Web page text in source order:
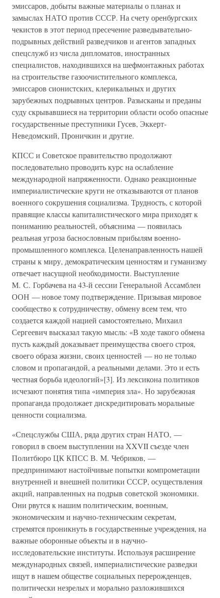
эмиссаров, добыты важные материалы о планах и
замыслах НАТО против СССР. На счету оренбургских
чекистов в этот период пресечение разведывательно-
подрывных действий разведчиков и агентов западных
спецслужб из числа дипломатов, иностранных
специалистов, находившихся на шефмонтажных работах
на строительстве газоочистительного комплекса,
эмиссаров сионистских, клерикальных и других
зарубежных подрывных центров. Разысканы и преданы
суду скрывавшиеся на территории области особо опасные
государственные преступники Гусев, Эккерт-
Неведомский, Проничкин и другие.
КПСС и Советское правительство продолжают
последовательно проводить курс на ослабление
международной напряженности. Однако реакционные
империалистические круги не отказываются от планов
военного сокрушения социализма. Трудность, с которой
правящие классы капиталистического мира приходят к
пониманию реальностей, объяснима — появилась
реальная угроза баснословным прибылям военно-
промышленного комплекса. Целенаправленность нашей
страны к миру, демократическим ценностям и гуманизму
отвечает насущной необходимости. Выступление
М. С. Горбачева на 43-й сессии Генеральной Ассамблеи
ООН — новое тому подтверждение. Призывая мировое
сообщество к сотрудничеству, обмену всем тем, что
создается каждой нацией самостоятельно, Михаил
Сергеевич высказал такую мысль: «В ходе такого обмена
пусть каждый доказывает преимущества своего строя,
своего образа жизни, своих ценностей — но не только
словом и пропагандой, а реальными делами. Это и есть
честная борьба идеологий»[3]. Из лексикона политиков
исчезают понятия типа «империя зла». Но зарубежная
пропаганда продолжает дискредитировать моральные
ценности социализма.
«Спецслужбы США, ряда других стран НАТО, —
говорил в своем выступлении на XXVII съезде член
Политбюро ЦК КПСС В. М. Чебриков, —
предпринимают настойчивые попытки компрометации
внутренней и внешней политики СССР, осуществления
акций, направленных на подрыв советской экономики.
Они рвутся к нашим политическим, военным,
экономическим и научно-техническим секретам,
стремятся проникнуть в государственные учреждения, на
важные оборонные объекты и в научно-
исследовательские институты. Используя расширение
международных связей, империалистические разведки
ищут в нашем обществе социальных перерожденцев,
политически незрелых и морально разложившихся